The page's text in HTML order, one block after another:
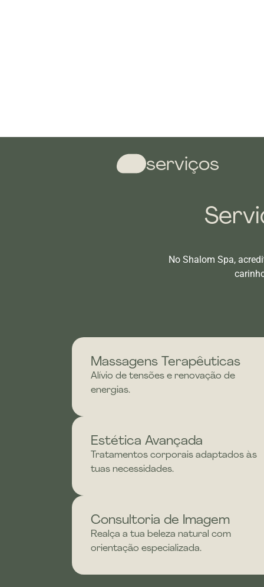
serviços
No Shalom Spa,
Massagens Terapêuticas
Alívio de tensões e renovação de
energias.
Estética Avançada
Tratamentos corporais adaptados às
tuas necessidades.
Consultoria de Imagem
Realça a tua beleza natural com
orientação especializada.